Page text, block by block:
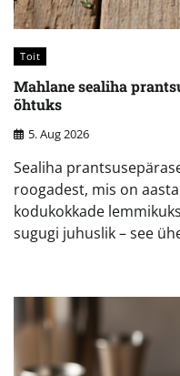
Toit
Mahlane sealiha
õhtuks
5. Aug 2026
Sealiha
roogadest, mis on
kodukokkade
sugugi juhuslik – see